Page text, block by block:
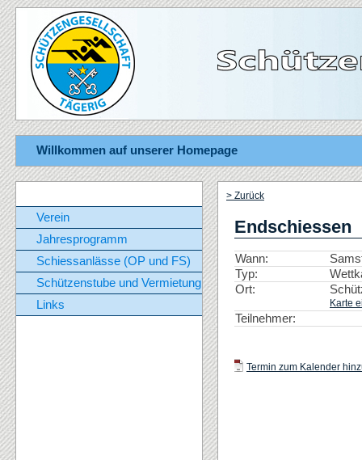
Willkommen auf unserer Homepage
Verein
Jahresprogramm
Schiessanlässe (OP und FS)
Schützenstube und Vermietung
Links
> Zurück
Endschiessen
Wann:
Typ:
Ort:
Karte
Teilnehmer:
Termin zum Kalender